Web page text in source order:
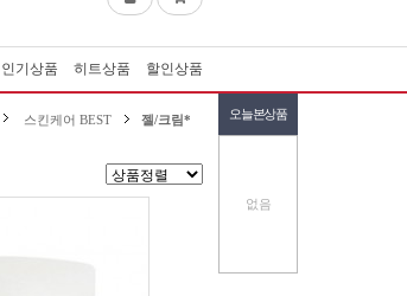
인기상품 히트상품 할인상품
오늘본상품
없음
스킨케어 BEST 젤/크림*